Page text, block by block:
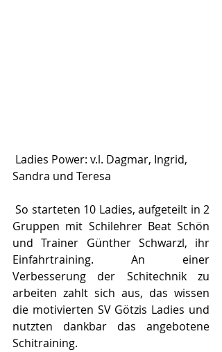
Sandra und Teresa
So starteten 10 Ladies, aufgeteilt in 2
Gruppen mit Schilehrer Beat Schön
und Trainer Günther Schwarzl, ihr
Einfahrtraining. An einer
Verbesserung der Schitechnik zu
arbeiten zahlt sich aus, das wissen
die motivierten SV Götzis Ladies und
nutzten dankbar das angebotene
Schitraining.